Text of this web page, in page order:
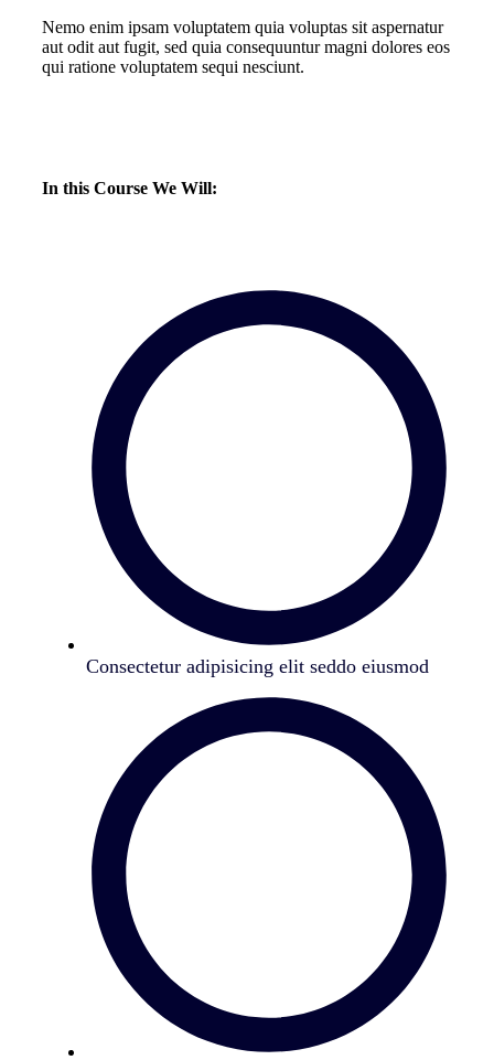
Nemo enim ipsam voluptatem quia voluptas sit aspernatur
aut odit aut fugit, sed quia consequuntur magni dolores eos
qui ratione voluptatem sequi nesciunt.
In this Course We Will:​
Consectetur adipisicing elit seddo eiusmod